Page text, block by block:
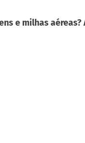
e milhas aéreas?